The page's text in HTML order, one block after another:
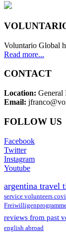
Voluntario Global
Read more...
CONTACT
Location: General
Email:
FOLLOW US
Facebook
Twitter
Instagram
Youtube
argentina travel
service volunteers
reviews from past
english abroad